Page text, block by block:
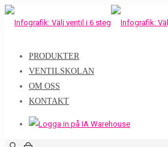
PRODUKTER
VENTILSKOLAN
OM OSS
KONTAKT